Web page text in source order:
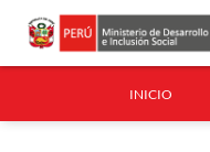
INICIO